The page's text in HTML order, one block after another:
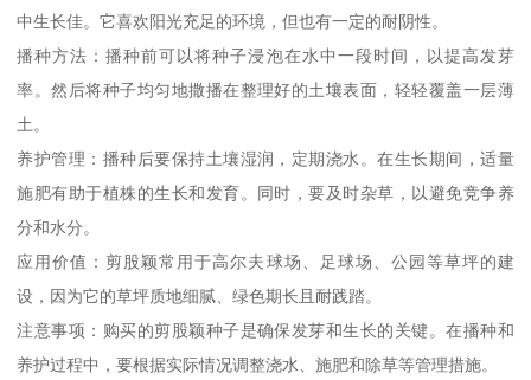
中生长佳。它喜欢阳光充足的环境，但也有一定的耐阴性。
播种方法：播种前可以将种子浸泡在水中一段时间，以提高发芽
率。然后将种子均匀地撒播在整理好的土壤表面，轻轻覆盖一层薄
土。
养护管理：播种后要保持土壤湿润，定期浇水。在生长期间，适量
施肥有助于植株的生长和发育。同时，要及时杂草，以避免竞争养
分和水分。
应用价值：剪股颖常用于高尔夫球场、足球场、公园等草坪的建
设，因为它的草坪质地细腻、绿色期长且耐践踏。
注意事项：购买的剪股颖种子是确保发芽和生长的关键。在播种和
养护过程中，要根据实际情况调整浇水、施肥和除草等管理措施。